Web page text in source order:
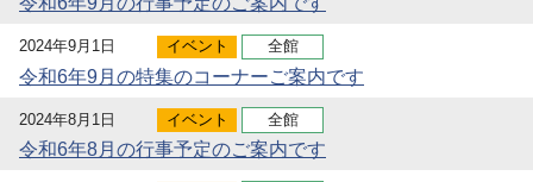
2024年9月1日 イベント 全館
令和6年9月の特集のコーナーご案内です
2024年8月1日 イベント 全館
令和6年8月の行事予定のご案内です